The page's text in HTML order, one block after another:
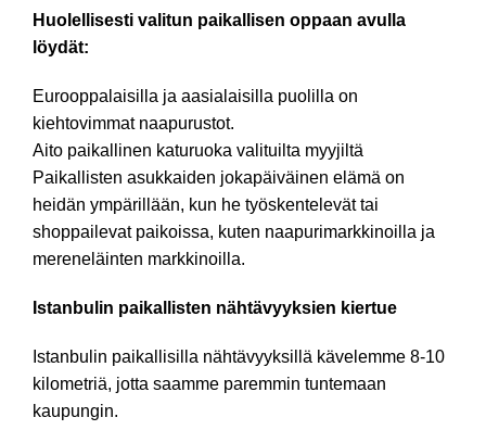
Huolellisesti valitun paikallisen oppaan avulla
löydät:
Eurooppalaisilla ja aasialaisilla puolilla on
kiehtovimmat naapurustot.
Aito paikallinen katuruoka valituilta myyjiltä
Paikallisten asukkaiden jokapäiväinen elämä on
heidän ympärillään, kun he työskentelevät tai
shoppailevat paikoissa, kuten naapurimarkkinoilla ja
mereneläinten markkinoilla.
Istanbulin paikallisten nähtävyyksien kiertue
Istanbulin paikallisilla nähtävyyksillä kävelemme 8-10
kilometriä, jotta saamme paremmin tuntemaan
kaupungin.